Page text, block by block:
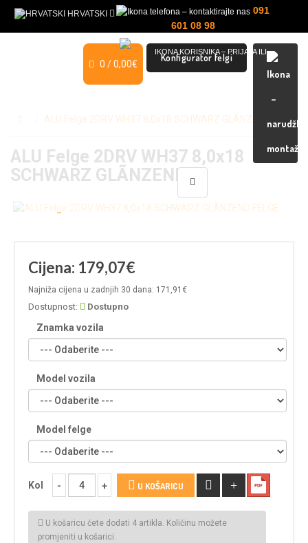
HRVATSKI
091
601 08 98
0 / 0,00€
Konfigurator felgi
ALU Felge 2DRV WH37 8,0x18 SCHWARZ GLÃNZEND
ALU Felge 2DRV WH37 8,0x18
SCHWARZ GLÃNZEND
Cijena: 179,07€
Najniža cijena u zadnjih 30 dana: 171,91€
Dostupnost: Dostupno
Znamka vozila
Model vozila
Model felge
Kol U KOŠARICU
U košaricu ćete dodati 4 artikla. Količinu možete
promjeniti u košarici.